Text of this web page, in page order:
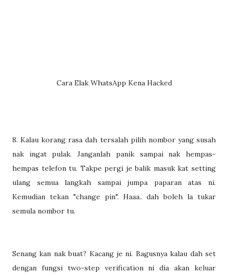
Cara Elak WhatsApp Kena Hacked
8. Kalau korang rasa dah tersalah pilih nombor yang susah
nak ingat pulak. Janganlah panik sampai nak hempas-
hempas telefon tu. Takpe pergi je balik masuk kat setting
ulang semua langkah sampai jumpa paparan atas ni.
Kemudian tekan "change pin". Haaa.. dah boleh la tukar
semula nombor tu.
Senang kan nak buat? Kacang je ni. Bagusnya kalau dah set
dengan fungsi two-step verification ni dia akan keluar